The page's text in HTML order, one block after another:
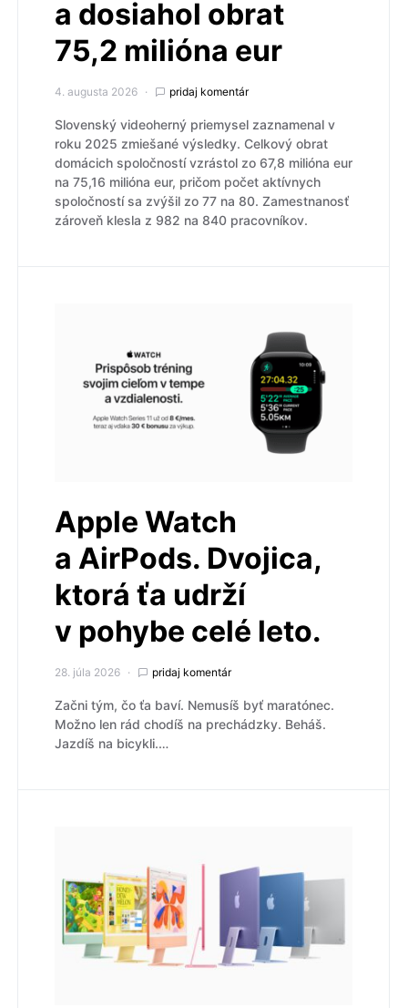
a dosiahol obrat
75,2 milióna eur
4. augusta 2026 pridaj komentár
Slovenský videoherný priemysel zaznamenal v
roku 2025 zmiešané výsledky. Celkový obrat
domácich spoločností vzrástol zo 67,8 milióna eur
na 75,16 milióna eur, pričom počet aktívnych
spoločností sa zvýšil zo 77 na 80. Zamestnanosť
zároveň klesla z 982 na 840 pracovníkov.
Apple Watch
a AirPods. Dvojica,
ktorá ťa udrží
v pohybe celé leto.
28. júla 2026 pridaj komentár
Začni tým, čo ťa baví. Nemusíš byť maratónec.
Možno len rád chodíš na prechádzky. Beháš.
Jazdíš na bicykli.…